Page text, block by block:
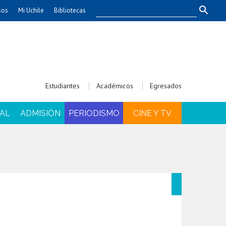
Economía y Negocios
Gobierno
Mi Uchile Bibliotecas
Estudiantes Académicos Egresados
ADMISIÓN PERIODISMO CINE Y TV